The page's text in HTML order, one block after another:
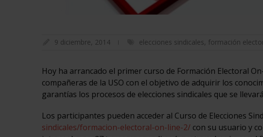
9 diciembre, 2014 elecciones sindicales, formación
Hoy ha arrancado el primer curso de Formación Electoral
compañeras de la USO con el objetivo de adquirir los
garantías los procesos de elecciones sindicales que se
Los participantes pueden acceder al Curso de Elecciones
sindicales/formacion-electoral-on-line-2/con su usuario y